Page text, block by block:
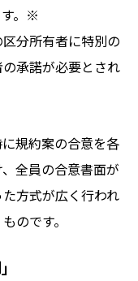
す。※
分所有者に特別の
承諾が必要とされ
規約案の合意を各
全員の合意書面が
方式が広く行われ
のです。